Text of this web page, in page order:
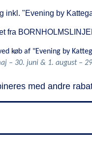
inkl. "Evening by
fra
køb af "Evening by
– 30. juni & 1. august –
med andre